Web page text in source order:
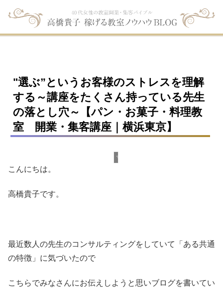
"選ぶ”というお客様のストレスを理解
する～講座をたくさん持っている先生
の落とし穴～【パン・お菓子・料理教
室 開業・集客講座｜横浜東京】
マーケティング
こんにちは。
高橋貴子です。
最近数人の先生のコンサルティングをしていて「ある共通
の特徴」に気づいたので
こちらでみなさんにお伝えしようと思いブログを書いてい